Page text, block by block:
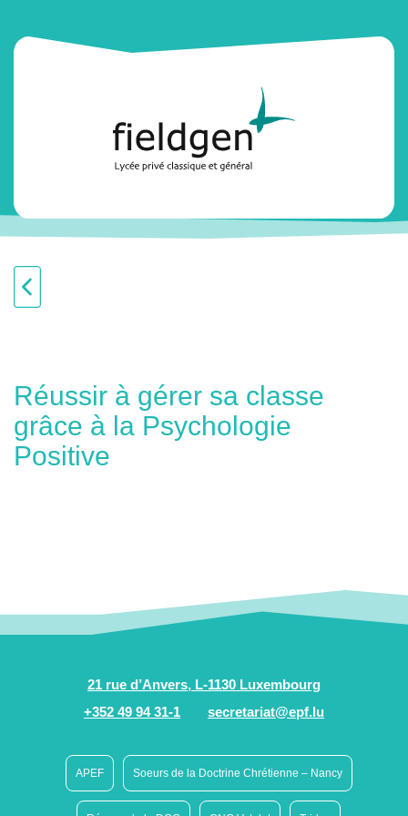
Réussir à gérer sa classe
grâce à la Psychologie
Positive
21 rue d’Anvers, L-1130 Luxembourg
+352 49 94 31-1
secretariat@epf.lu
APEF Soeurs de la Doctrine Chrétienne – Nancy